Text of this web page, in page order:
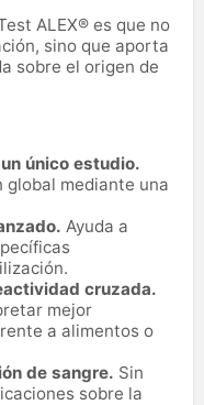
ALEX® es que no
sino que aporta
sobre el origen de
único estudio.
global mediante una
Ayuda a
cruzada.
mejor
a alimentos o
de sangre. Sin
sobre la